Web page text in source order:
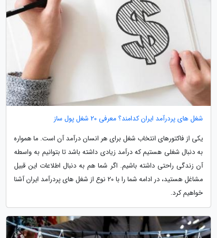
شغل های پردرآمد ایران کدامند؟ معرفی 20 شغل پول ساز
یکی از فاکتورهای انتخاب شغل برای هر انسان درآمد آن است. ما همواره
به دنبال شغلی هستیم که درآمد زیادی داشته باشد تا بتوانیم به واسطه
آن زندگی راحتی داشته باشیم. اگر شما هم به دنبال اطلاعات این قبیل
مشاغل هستید، در ادامه شما را با 20 نوع از شغل های پردرآمد ایران آشنا
خواهیم کرد.